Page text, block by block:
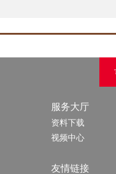
服务大厅
资料下载
视频中心
友情链接